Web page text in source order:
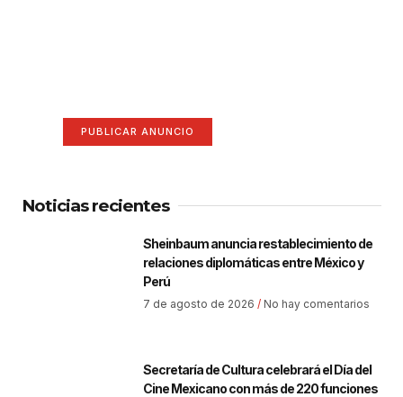
PUBLICAR ANUNCIO
Noticias recientes
Sheinbaum anuncia restablecimiento de
relaciones diplomáticas entre México y
Perú
7 de agosto de 2026 No hay comentarios
Secretaría de Cultura celebrará el Día del
Cine Mexicano con más de 220 funciones